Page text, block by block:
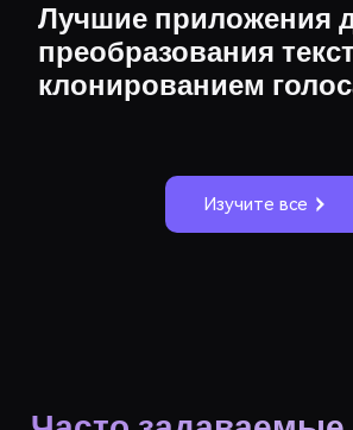
Лучшие приложения
преобразования
клонированием
Изучите все